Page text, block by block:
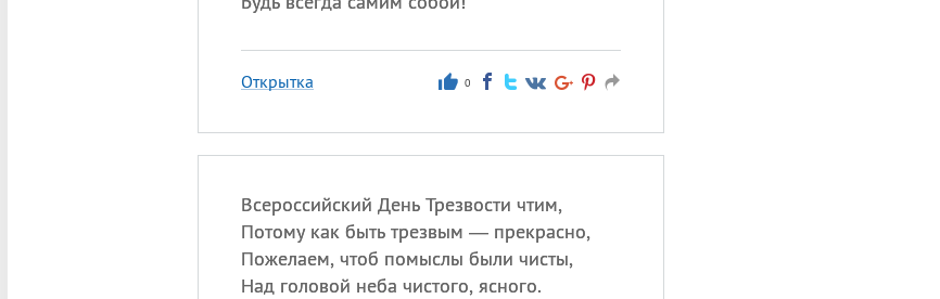
Открытка 0
Всероссийский День Трезвости чтим,
Потому как быть трезвым — прекрасно,
Пожелаем, чтоб помыслы были чисты,
Над головой неба чистого, ясного.